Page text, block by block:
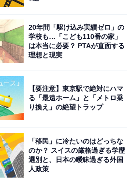
しか手に入らない情報も満載です。
ラベル売れ筋1位】「山代温泉 ゆのく
は名湯と食の充実度が高い加賀の大型
12月15日】
20年間「駆け込み実績ゼロ」の
学校も…「こども110番の家」
は本当に必要？ PTAが直面する
理想と現実
【要注意】東京駅で絶対にハマ
る「最遠ホーム」と「メトロ乗
り換え」の絶望トラップ
「移民」に冷たいのはどっちな
のか？ スイスの厳格過ぎる学歴
選別と、日本の曖昧過ぎる外国
人政策